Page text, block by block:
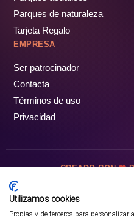
Parques de naturaleza
Tarjeta Regalo
EMPRESA
Ser patrocinador
Contacta
Términos de uso
Privacidad
CREADO CON
Utilizamos cookies
Propias y de terceros para personalizar